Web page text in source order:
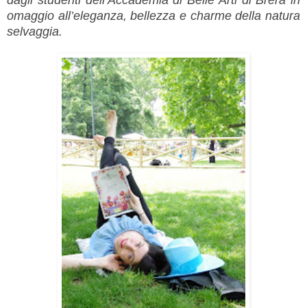
omaggio all’eleganza, bellezza e charme della natura
selvaggia.